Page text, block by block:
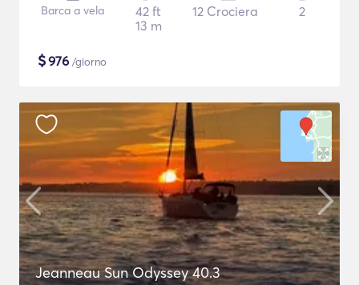
Barca a vela
42 ft
13 m
12 Crociera 2
$976 /giorno
Jeanneau Sun Odyssey 40.3